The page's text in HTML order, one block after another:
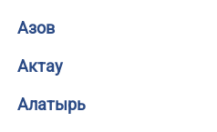
Азов
Актау
Алатырь